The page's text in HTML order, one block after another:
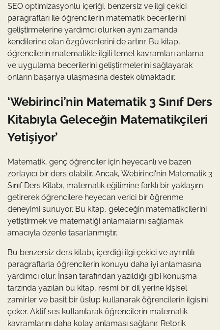
SEO optimizasyonlu içeriği, benzersiz ve ilgi çekici
paragrafları ile öğrencilerin matematik becerilerini
geliştirmelerine yardımcı olurken aynı zamanda
kendilerine olan özgüvenlerini de artırır. Bu kitap,
öğrencilerin matematikle ilgili temel kavramları anlama
ve uygulama becerilerini geliştirmelerini sağlayarak
onların başarıya ulaşmasına destek olmaktadır.
‘Webirinci’nin Matematik 3 Sınıf Ders
Kitabıyla Geleceğin Matematikçileri
Yetişiyor’
Matematik, genç öğrenciler için heyecanlı ve bazen
zorlayıcı bir ders olabilir. Ancak, Webirinci'nin Matematik 3
Sınıf Ders Kitabı, matematik eğitimine farklı bir yaklaşım
getirerek öğrencilere heyecan verici bir öğrenme
deneyimi sunuyor. Bu kitap, geleceğin matematikçilerini
yetiştirmek ve matematiği anlamalarını sağlamak
amacıyla özenle tasarlanmıştır.
Bu benzersiz ders kitabı, içerdiği ilgi çekici ve ayrıntılı
paragraflarla öğrencilerin konuyu daha iyi anlamasına
yardımcı olur. İnsan tarafından yazıldığı gibi konuşma
tarzında yazılan bu kitap, resmi bir dil yerine kişisel
zamirler ve basit bir üslup kullanarak öğrencilerin ilgisini
çeker. Aktif ses kullanılarak öğrencilerin matematik
kavramlarını daha kolay anlaması sağlanır. Retorik